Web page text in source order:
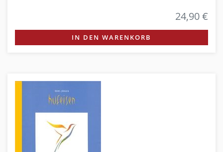
24,90 €
IN DEN WARENKORB